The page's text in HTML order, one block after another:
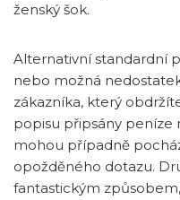
ženský šok.
Alternativní standardní
nebo možná
zákazníka, který
popisu připsány peníze
mohou případně
opožděného dotazu.
fantastickým